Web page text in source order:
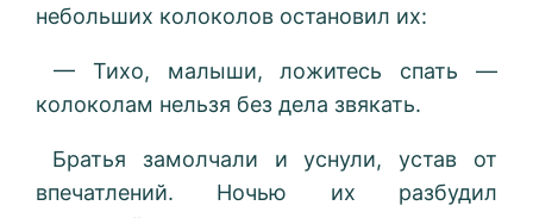
небольших колоколов остановил их:
— Тихо, малыши, ложитесь спать —
колоколам нельзя без дела звякать.
Братья замолчали и уснули, устав от
впечатлений. Ночью их разбудил